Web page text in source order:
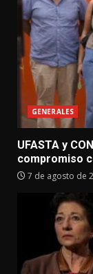
GENERALES
UFASTA y
compromiso
7 de agosto de